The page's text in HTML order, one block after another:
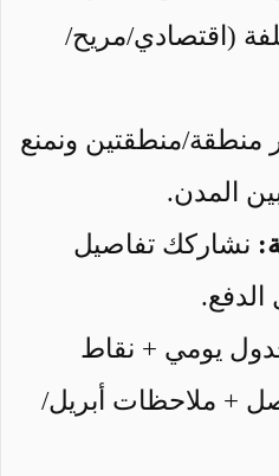
(اقتصادي/مريح/
منطقة/منطقتين ونمنع
المدن.
نشاركك تفاصيل
الدفع.
يومي + نقاط
+ ملاحظات أبريل/